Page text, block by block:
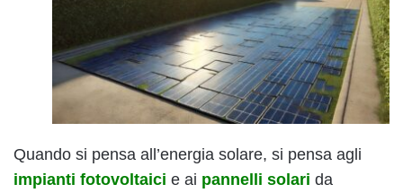
Quando si pensa all’energia solare, si pensa agli
impianti fotovoltaici e ai pannelli solari da